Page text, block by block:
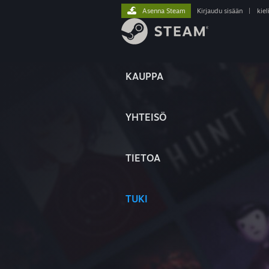
KAUPPA
YHTEISÖ
TIETOA
TUKI
Asenna Steam Kirjaudu sisään kieli